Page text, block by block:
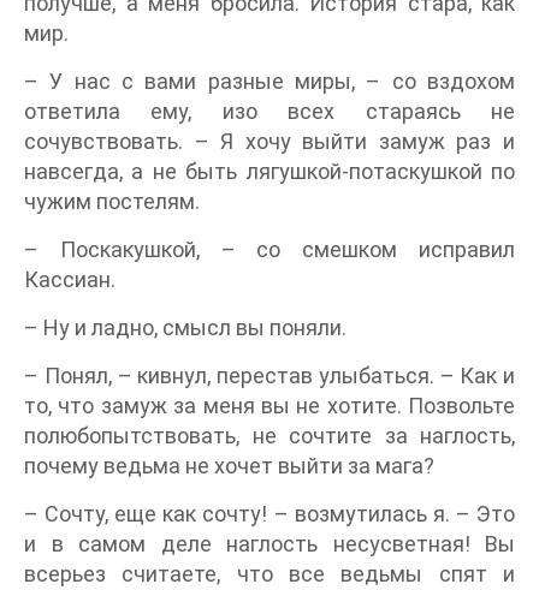
мир.
– У нас с вами разные миры, – со вздохом
ответила ему, изо всех стараясь не
сочувствовать. – Я хочу выйти замуж раз и
навсегда, а не быть лягушкой-потаскушкой по
чужим постелям.
– Поскакушкой, – со смешком исправил
Кассиан.
– Ну и ладно, смысл вы поняли.
– Понял, – кивнул, перестав улыбаться. – Как и
то, что замуж за меня вы не хотите. Позвольте
полюбопытствовать, не сочтите за наглость,
почему ведьма не хочет выйти за мага?
– Сочту, еще как сочту! – возмутилась я. – Это
и в самом деле наглость несусветная! Вы
всерьез считаете, что все ведьмы спят и